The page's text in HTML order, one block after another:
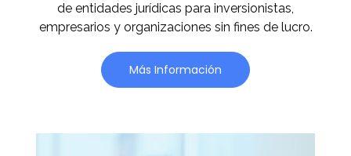
de entidades jurídicas para inversionistas,
empresarios y organizaciones sin fines de lucro.
Más Información